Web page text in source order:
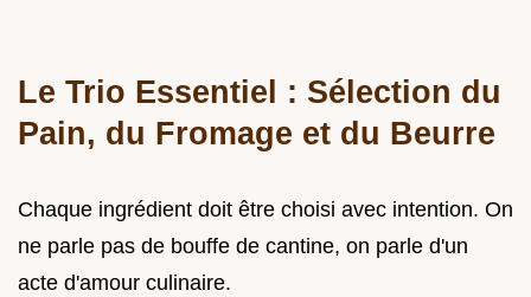
Le Trio Essentiel : Sélection du
Pain, du Fromage et du Beurre
Chaque ingrédient doit être choisi avec intention. On
ne parle pas de bouffe de cantine, on parle d'un
acte d'amour culinaire.